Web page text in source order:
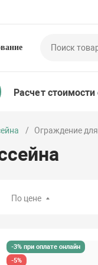
Расчет
Ограждение
По цене
-3% при оплате онлайн
-5%